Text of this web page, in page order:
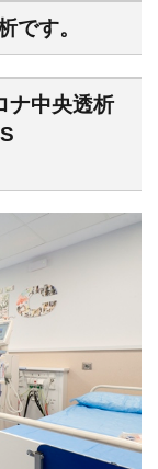
です。
ナ中央透析